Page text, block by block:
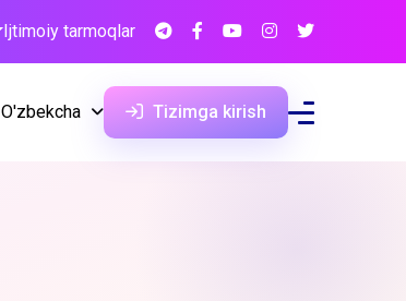
Ijtimoiy tarmoqlar
O'zbekcha Tizimga kirish